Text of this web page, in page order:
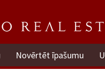
Novērtēt īpašumu